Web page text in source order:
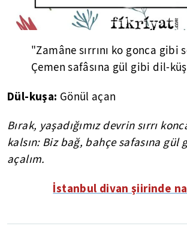
"Zamâne sırrını ko gonca gibi
Çemen safâsına gül gibi dil-
Dül-kuşa: Gönül açan
Bırak, yaşadığımız devrin sırrı
kalsın: Biz bağ, bahçe safasına gül
açalım.
İstanbul divan şiirinde